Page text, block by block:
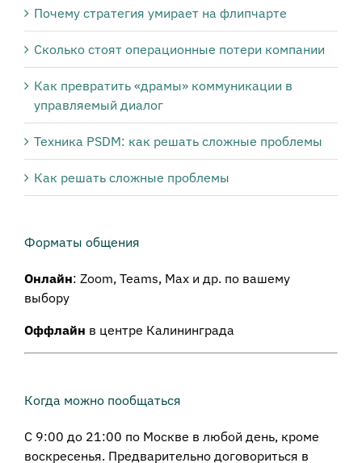
Почему стратегия умирает на флипчарте
Сколько стоят операционные потери компании
Как превратить «драмы» коммуникации в
управляемый диалог
Техника PSDM: как решать сложные проблемы
Как решать сложные проблемы
Форматы общения
Онлайн: Zoom, Teams, Max и др. по вашему
выбору
Оффлайн в центре Калининграда
Когда можно пообщаться
С 9:00 до 21:00 по Москве в любой день, кроме
воскресенья. Предварительно договориться в